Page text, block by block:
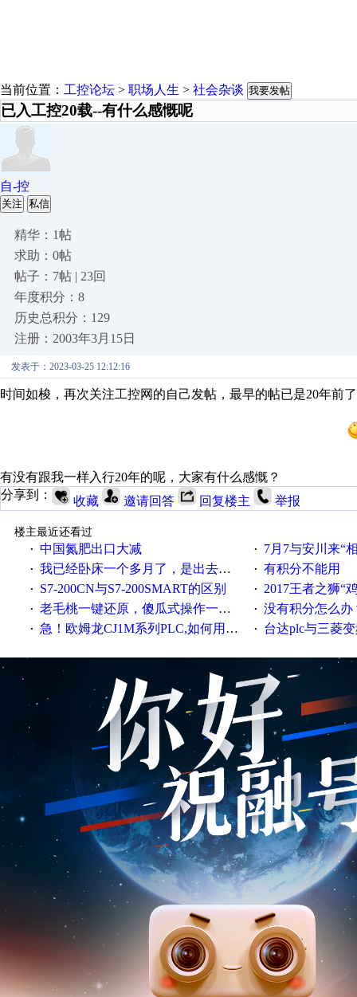
当前位置： 工控论坛 > 职场人生 > 社会杂谈 我要发帖
已入工控20载--有什么感慨呢
自-控
关注 私信
精华：1帖
求助：0帖
帖子：7帖 | 23回
年度积分：8
历史总积分：129
注册：2003年3月15日
发表于：2023-03-25 12:12:16
时间如梭，再次关注工控网的自己发帖， 最早的帖已是20年前
有没有跟我一样入行20年的呢，大家有什么感慨？
分享到：
收藏 邀请回答 回复楼主 举报
楼主最近还看过
· 中国氮肥出口大减 · 7月7与安川来“
· 我已经卧床一个多月了，是出去安装机械手在高速遭遇车祸所致:大家工作都要特别注意啊 · 有积分不能用
· S7-200CN与S7-200SMART的区别 · 2017王者之狮“鸡”情签到
· 老毛桃一键还原，傻瓜式操作一键轻松备份还原；程序为向导式安装，一键即可实现自动备份或还原系统。 · 没有积分怎么办
· 急！欧姆龙CJ1M系列PLC,如何用时间控制变频器。要求时间在组态王中可以自由输入！拜托各位大神了！ · 台达plc与三菱